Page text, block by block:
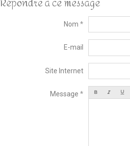
Nom
E-mail
Site Internet
Message